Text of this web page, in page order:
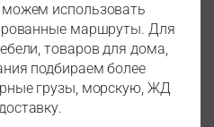
использовать
маршруты. Для
товаров для дома,
подбираем более
грузы, морскую, ЖД